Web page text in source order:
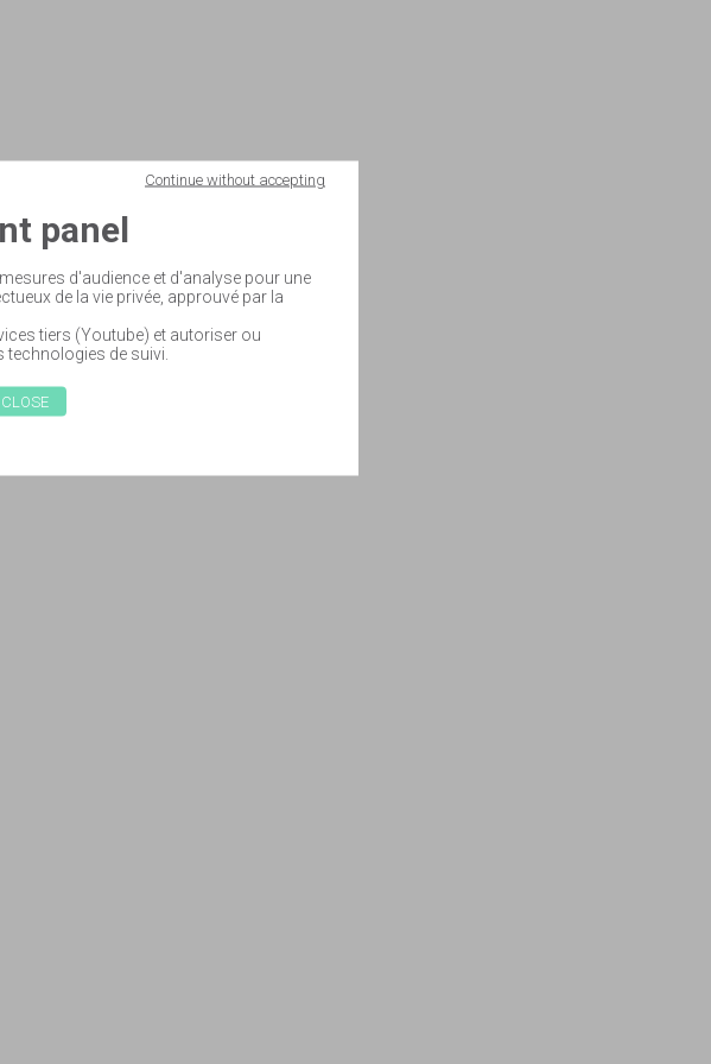
panel
d'audience et d'analyse pour une
de la vie privée, approuvé par la
tiers (Youtube) et autoriser ou
technologies de suivi.
Continue without accepting